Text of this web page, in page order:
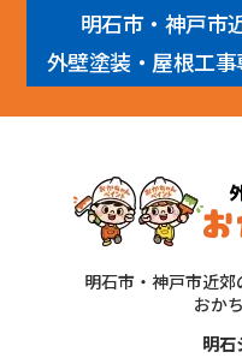
明石市・神戸市
外壁塗装・屋根工
明石市・神戸市近
おか
明石